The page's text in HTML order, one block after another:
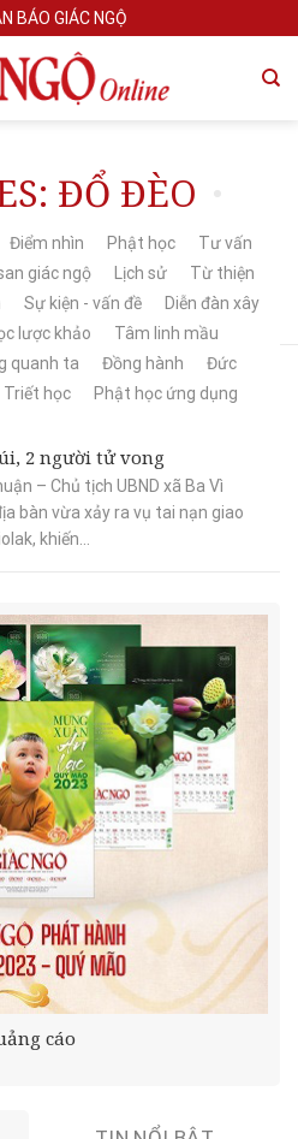
BÁO GIÁC NGỘ
ĐỔ ĐÈO
Điểm nhìn Phật học
Tư vấn
giác ngộ Lịch sử
Từ thiện
Sự kiện - vấn đề
Diễn đàn xây
lược khảo
Tâm linh mầu
quanh ta Đồng hành
Đức
Triết học Phật học ứng dụng
2 người tử vong
– Chủ tịch UBND xã Ba Vì
bàn vừa xảy ra vụ tai nạn giao
khiến...
cáo